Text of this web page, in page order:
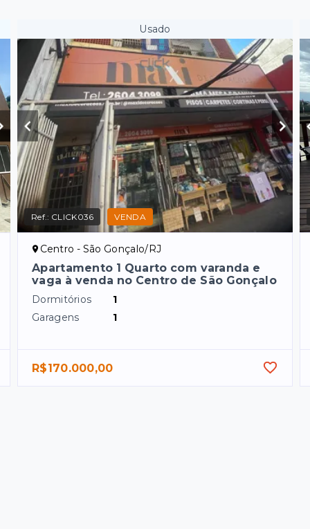
Usado
Ref.: CLICK036 VENDA
Centro - São Gonçalo/RJ
Apartamento 1 Quarto com varanda e
vaga à venda no Centro de São Gonçalo
Dormitórios
1
Garagens
1
R$170.000,00